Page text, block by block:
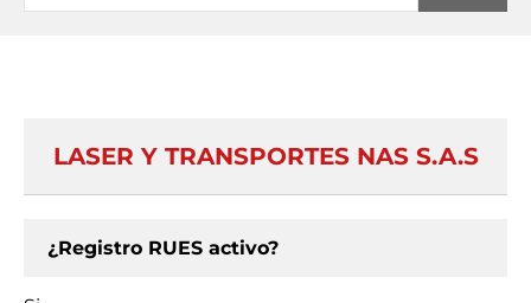
LASER Y TRANSPORTES NAS S.A.S
¿Registro RUES activo?